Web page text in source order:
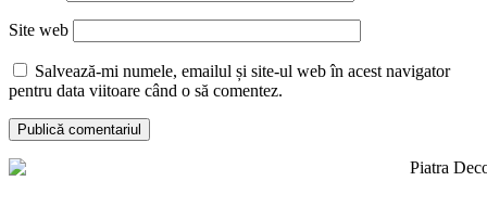
Site web
Salvează-mi numele, emailul și site-ul web în acest navigator
pentru data viitoare când o să comentez.